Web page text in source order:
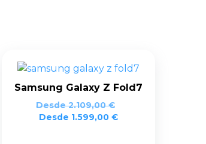
Samsung Galaxy Z Fold7
Desde2.109,00€
Desde 1.599,00 €